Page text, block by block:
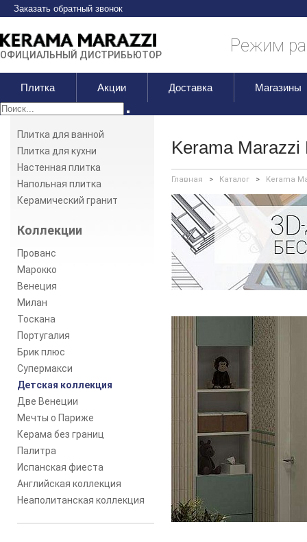
Заказать обратный звонок
ОФИЦИАЛЬНЫЙ ДИСТРИБЬЮТОР Режим
Плитка Акции Доставка Магазины
Плитка для ванной
Плитка для кухни
Настенная плитка
Напольная плитка
Керамический гранит
Коллекции
Прованс
Марокко
Венеция
Милан
Тоскана
Португалия
Брик плюс
Супермакси
Детская коллекция
Две Венеции
Мечты о Париже
Керама без границ
Палитра
Испанская фиеста
Английская коллекция
Неаполитанская коллекция
Kerama Marazzi
Главная > Каталог > Kerama